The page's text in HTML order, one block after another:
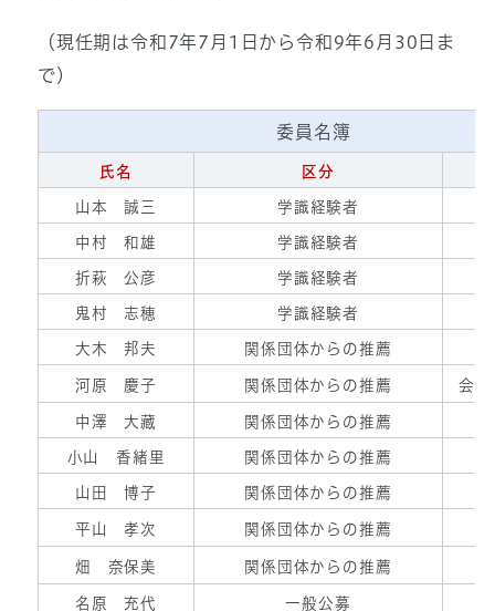
（現任期は令和7年7月1日から令和9年6月30日ま
で）
委員名簿
氏名 区分
山本 誠三 学識経験者
中村 和雄 学識経験者
折萩 公彦 学識経験者
鬼村 志穂 学識経験者
大木 邦夫 関係団体からの推薦
河原 慶子 関係団体からの推薦 会長
中澤 大藏 関係団体からの推薦
小山 香緒里 関係団体からの推薦
山田 博子 関係団体からの推薦
平山 孝次 関係団体からの推薦
畑 奈保美 関係団体からの推薦
名原 充代 一般公募